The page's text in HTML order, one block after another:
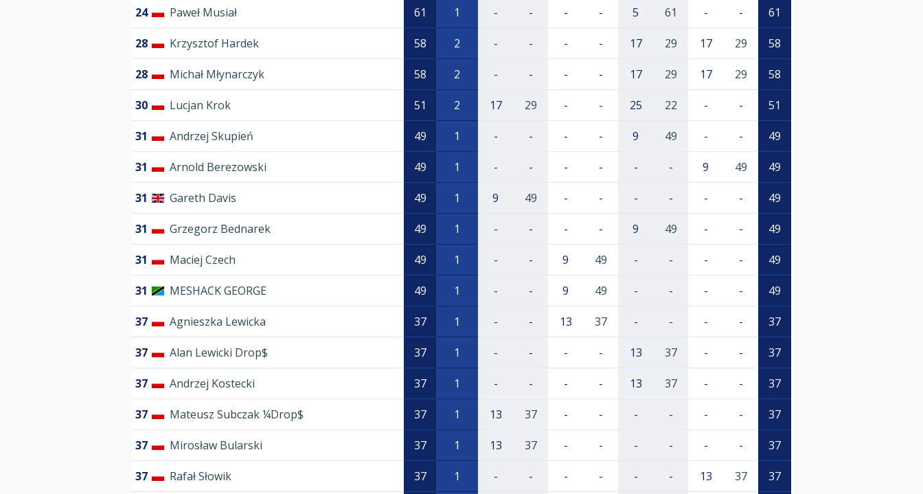
24 Paweł Musiał 61 1 - - - - 5 61 - - 61
28 Krzysztof Hardek 58 2 - - - - 17 29 17 29 58
28 Michał Młynarczyk 58 2 - - - - 17 29 17 29 58
30 Lucjan Krok 51 2 17 29 - - 25 22 - - 51
31 Andrzej Skupień 49 1 - - - - 9 49 - - 49
31 Arnold Berezowski 49 1 - - - - - - 9 49 49
31 Gareth Davis 49 1 9 49 - - - - - - 49
31 Grzegorz Bednarek 49 1 - - - - 9 49 - - 49
31 Maciej Czech 49 1 - - 9 49 - - - - 49
31 MESHACK GEORGE 49 1 - - 9 49 - - - - 49
37 Agnieszka Lewicka 37 1 - - 13 37 - - - - 37
37 Alan Lewicki Drop$ 37 1 - - - - 13 37 - - 37
37 Andrzej Kostecki 37 1 - - - - 13 37 - - 37
37 Mateusz Subczak ¼Drop$ 37 1 13 37 - - - - - - 37
37 Mirosław Bularski 37 1 13 37 - - - - - - 37
37 Rafał Słowik 37 1 - - - - - - 13 37 37